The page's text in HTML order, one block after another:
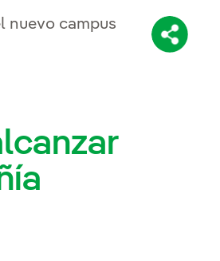
nuevo campus